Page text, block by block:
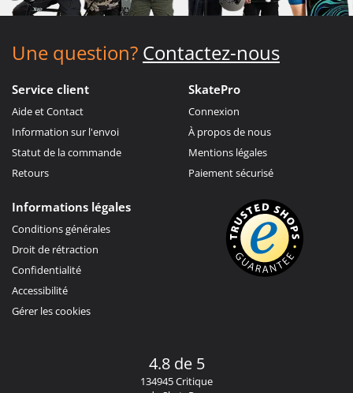
Une question? Contactez-nous
Service client
Aide et Contact
Information sur l'envoi
Statut de la commande
Retours
SkatePro
Connexion
À propos de nous
Mentions légales
Paiement sécurisé
Informations légales
Conditions générales
Droit de rétraction
Confidentialité
Accessibilité
Gérer les cookies
4.8 de 5
134945 Critique